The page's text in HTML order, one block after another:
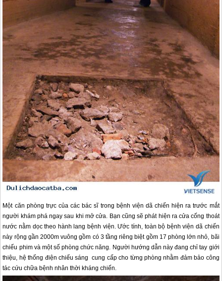
Một căn phòng trực của các bác sĩ trong bệnh viện dã chiến hiện ra trước mắt
người khám phá ngay sau khi mở cửa. Bạn cũng sẽ phát hiện ra cửa cống thoát
nước nằm dọc theo hành lang bệnh viện. Ước tính, toàn bộ bệnh viện dã chiến
này rộng gần 2000m vuông gồm có 3 tầng riêng biệt gồm 17 phòng lớn nhỏ, bãi
chiếu phim và một số phòng chức năng. Người hướng dẫn này đang chỉ tay giới
thiệu, hệ thống điện chiếu sáng cung cấp cho từng phòng nhằm đảm bảo công
tác cứu chữa bệnh nhân thời kháng chiến.